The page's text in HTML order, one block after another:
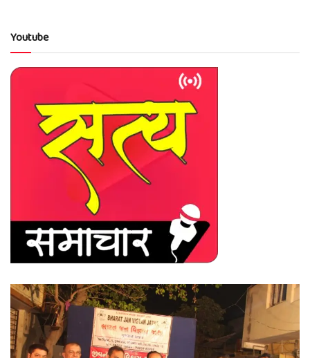
Youtube